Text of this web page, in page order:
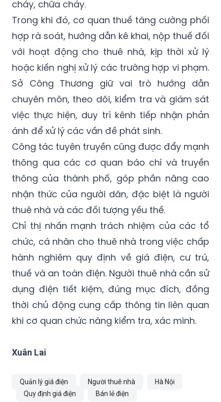
thời hỗ trợ xác minh thông tin, xử lý các vi
phạm liên quan đến an ninh, an toàn, phòng
cháy, chữa cháy.
Trong khi đó, cơ quan thuế tăng cường phối
hợp rà soát, hướng dẫn kê khai, nộp thuế đối
với hoạt động cho thuê nhà, kịp thời xử lý
hoặc kiến nghị xử lý các trường hợp vi phạm.
Sở Công Thương giữ vai trò hướng dẫn
chuyên môn, theo dõi, kiểm tra và giám sát
việc thực hiện, duy trì kênh tiếp nhận phản
ánh để xử lý các vấn đề phát sinh.
Công tác tuyên truyền cũng được đẩy mạnh
thông qua các cơ quan báo chí và truyền
thông của thành phố, góp phần nâng cao
nhận thức của người dân, đặc biệt là người
thuê nhà và các đối tượng yếu thế.
Chỉ thị nhấn mạnh trách nhiệm của các tổ
chức, cá nhân cho thuê nhà trong việc chấp
hành nghiêm quy định về giá điện, cư trú,
thuế và an toàn điện. Người thuê nhà cần sử
dụng điện tiết kiệm, đúng mục đích, đồng
khi cơ quan chức năng kiểm tra, xác minh.
Xuân Lai